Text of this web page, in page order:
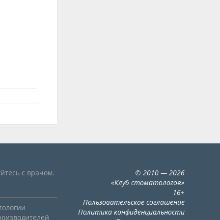
с врачом. © 2010 — 2026
«Клуб стоматологов»
16+
Пользовательское соглашение
Политика конфиденциальности